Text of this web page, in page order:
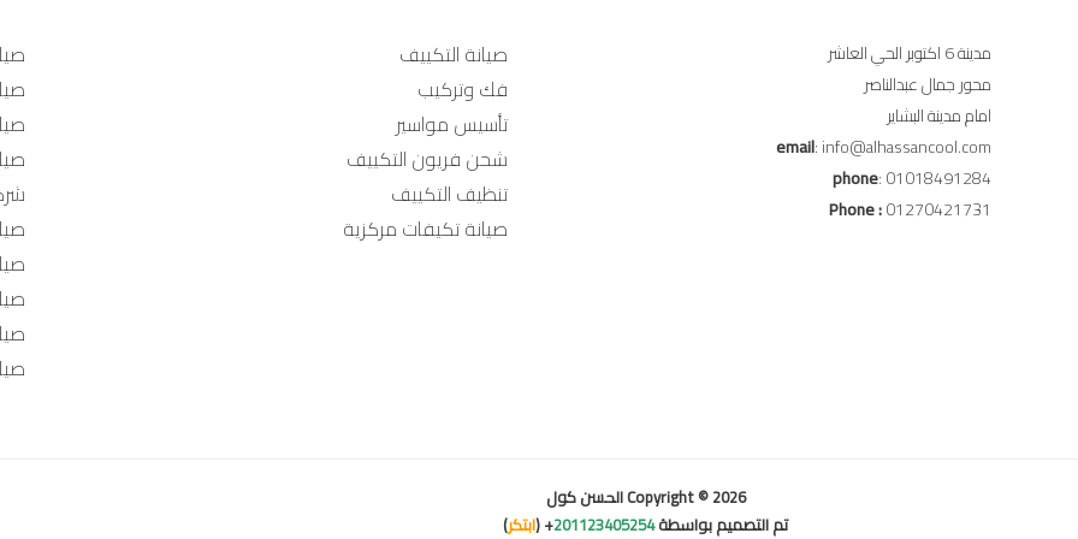
مدينة 6 اكتوبر الحي العاشر
محور جمال عبدالناصر
امام مدينة البشاير
email: info@alhassancool.com
phone: 01018491284
Phone :01270421731
صيانة التكييف
فك وتركيب
تأسيس مواسير
شحن فريون التكييف
تنظيف التكييف
صيانة تكيفات مركزية
Copyright © 2026 الحسن كول
تم التصميم بواسطة201123405254
+ (ابتكر)